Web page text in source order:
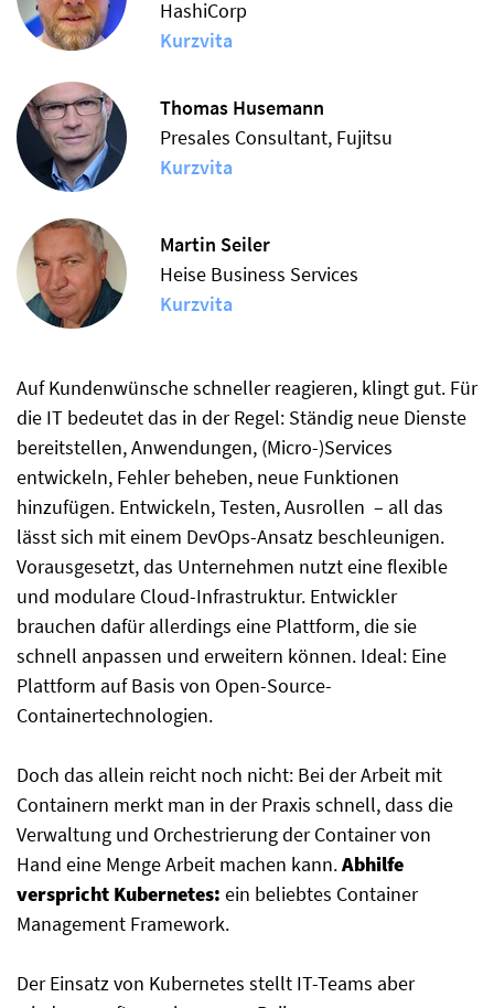
HashiCorp
Kurzvita
Thomas Husemann
Presales Consultant, Fujitsu
Kurzvita
Martin Seiler
Heise Business Services
Kurzvita
Auf Kundenwünsche schneller reagieren, klingt gut. Für
die IT bedeutet das in der Regel: Ständig neue Dienste
bereitstellen, Anwendungen, (Micro-)Services
entwickeln, Fehler beheben, neue Funktionen
hinzufügen. Entwickeln, Testen, Ausrollen – all das
lässt sich mit einem DevOps-Ansatz beschleunigen.
Vorausgesetzt, das Unternehmen nutzt eine flexible
und modulare Cloud-Infrastruktur. Entwickler
brauchen dafür allerdings eine Plattform, die sie
schnell anpassen und erweitern können. Ideal: Eine
Plattform auf Basis von Open-Source-
Containertechnologien.
Doch das allein reicht noch nicht: Bei der Arbeit mit
Containern merkt man in der Praxis schnell, dass die
Verwaltung und Orchestrierung der Container von
Hand eine Menge Arbeit machen kann.Abhilfe
verspricht Kubernetes: ein beliebtes Container
Management Framework.
Der Einsatz von Kubernetes stellt IT-Teams aber